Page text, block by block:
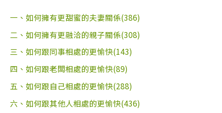
一、如何擁有更甜蜜的夫妻關係(386)
二、如何擁有更融洽的親子關係(308)
三、如何跟同事相處的更愉快(143)
四、如何跟老闆相處的更愉快(89)
五、如何跟自己相處的更愉快(288)
六、如何跟其他人相處的更愉快(436)